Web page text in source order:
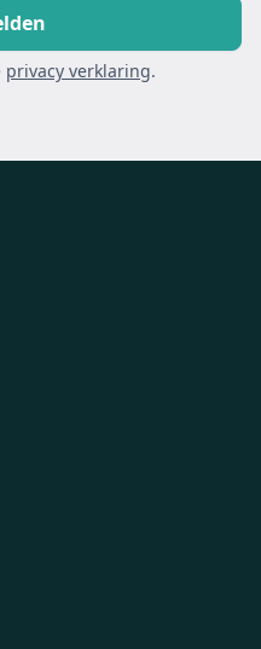
privacy verklaring.